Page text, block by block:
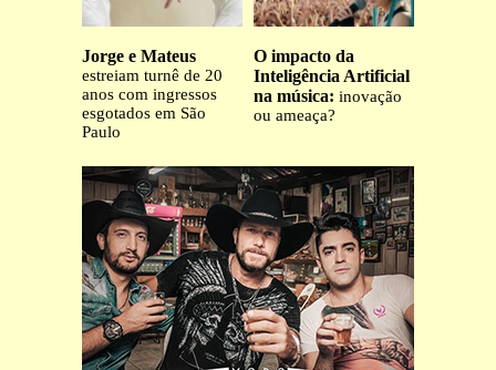
Jorge e Mateus
estreiam turnê de 20
anos com ingressos
esgotados em São
Paulo
O impacto da
Inteligência Artificial
na música: inovação
ou ameaça?